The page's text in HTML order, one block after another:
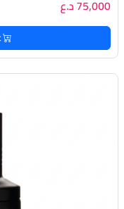
75,000 د.ع
productList.addToCart